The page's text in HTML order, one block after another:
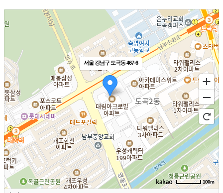
서울 강남구 도곡동 467-6
100m